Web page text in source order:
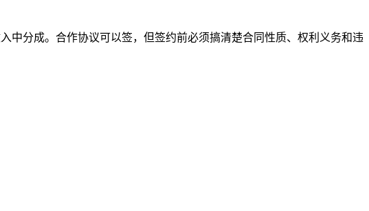
中分成。合作协议可以签，但签约前必须搞清楚合同性质、权利义务和违